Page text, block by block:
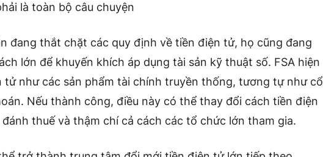
là toàn bộ câu chuyện
đang thắt chặt các quy định về tiền điện tử, họ cũng đang
lớn để khuyến khích áp dụng tài sản kỹ thuật số. FSA hiện
tử như các sản phẩm tài chính truyền thống, tương tự như cổ
Nếu thành công, điều này có thể thay đổi cách tiền điện
thuế và thậm chí cả cách các tổ chức lớn tham gia.